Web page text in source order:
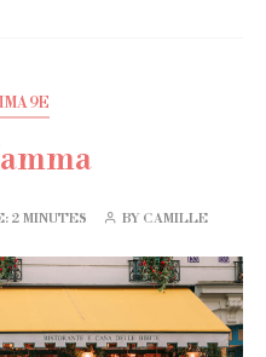
9E
2 MINUTES BY CAMILLE